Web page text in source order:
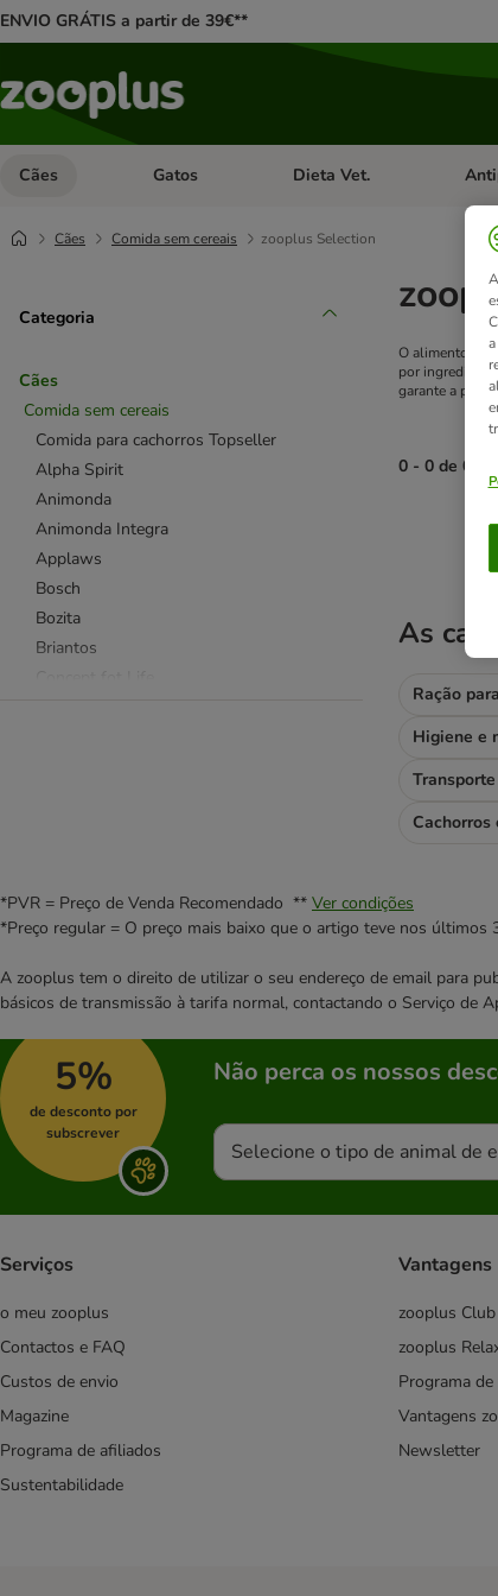
ENVIO GRÁTIS a partir de 39€**
Cães Abrir menu de categoria: Cães
Gatos Abrir menu de categoria:
Dieta Vet. Abrir
Cães Comida sem cereais zooplus Selection
Categoria
Cães
Comida sem cereais
Comida para cachorros Topseller
Alpha Spirit
Animonda
Animonda Integra
Applaws
Bosch
Bozita
Briantos
Happy Dog
Herrmanns
Hill's Science Plan
Isegrim
Josera
Lukullus
Lupo Sensitiv
Natural Greatness
Nature's Variety
Optimanova
Pro Plan
Rebel Belle
Rosie's Farm
Simpson's Premium
Taste of the Wild
Terra Canis
Trixie
O alimento
por
garante a
0 - 0 de 0
product
As
Ração
Cachorros
*PVR = Preço de Venda Recomendado ** Ver condições
*Preço regular = O preço mais baixo que o artigo teve nos últimos
A zooplus tem o direito de utilizar o seu endereço de email para
básicos de transmissão à tarifa normal, contactando o Serviço de
5%
de desconto por
subscrever
Não perca os nossos
Selecione o tipo de animal de
Serviços
o meu zooplus
Contactos e FAQ
Custos de envio
Magazine
Programa de afiliados
Sustentabilidade
Vantagens
zooplus Club
zooplus
Programa
Vantagens
Newsletter